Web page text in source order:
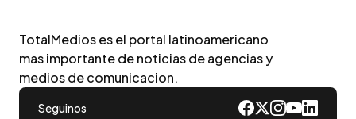
TotalMedios es el portal latinoamericano
mas importante de noticias de agencias y
medios de comunicacion.
Seguinos